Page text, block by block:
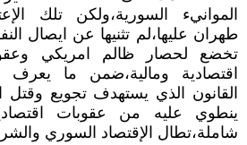
الموانيء السورية،ولكن تلك
طهران عليها،لم تثنيها عن ايصال
تخضع لحصار ظالم امريكي
اقتصادية ومالية،ضمن ما يعرف
القانون الذي يستهدف تجويع
ينطوي عليه من عقوبات
شاملة،تطال الإقتصاد السوري